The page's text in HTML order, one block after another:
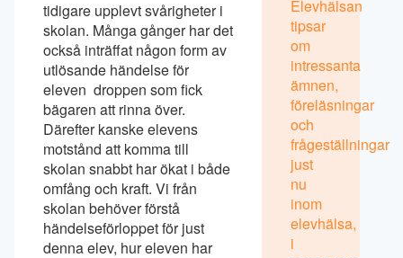
tidigare upplevt svårigheter i
skolan. Många gånger har det
också inträffat någon form av
utlösande händelse för
eleven  droppen som fick
bägaren att rinna över.
Därefter kanske elevens
motstånd att komma till
skolan snabbt har ökat i både
omfång och kraft. Vi från
skolan behöver förstå
händelseförloppet för just
denna elev, hur eleven har
Elevhälsan
tipsar
om
intressanta
ämnen,
föreläsningar
och
frågeställningar
just
nu
inom
elevhälsa,
i